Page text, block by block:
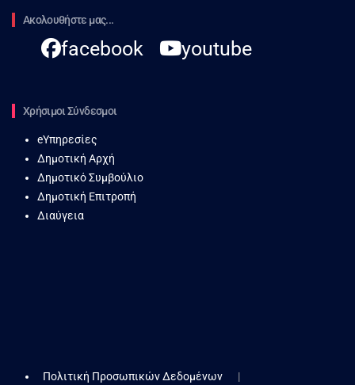
Ακολουθήστε μας...
facebook youtube
Χρήσιμοι Σύνδεσμοι
eΥπηρεσίες
Δημοτική Αρχή
Δημοτικό Συμβούλιο
Δημοτική Επιτροπή
Διαύγεια
Πολιτική Προσωπικών Δεδομένων